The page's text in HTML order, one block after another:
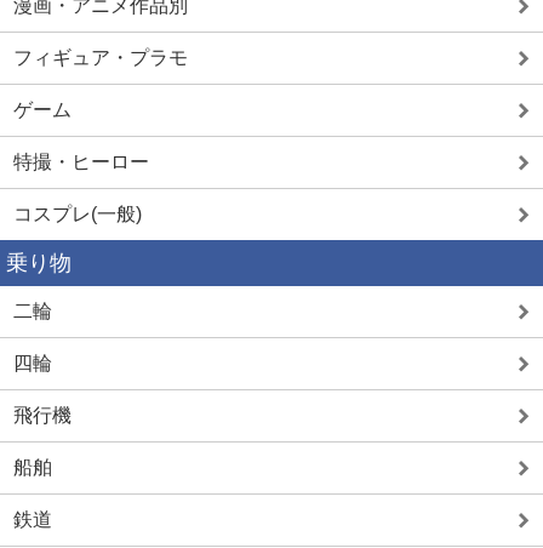
漫画・アニメ作品別
フィギュア・プラモ
ゲーム
特撮・ヒーロー
コスプレ(一般)
乗り物
二輪
四輪
飛行機
船舶
鉄道